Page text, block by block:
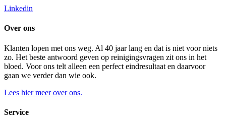
Linkedin
Over ons
Klanten lopen met ons weg. Al 40 jaar lang en dat is niet voor niets
zo. Het beste antwoord geven op reinigingsvragen zit ons in het
bloed. Voor ons telt alleen een perfect eindresultaat en daarvoor
gaan we verder dan wie ook.
Lees hier meer over ons.
Service